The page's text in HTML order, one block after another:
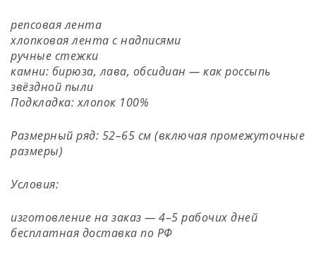
репсовая лента
хлопковая лента с надписями
ручные стежки
камни: бирюза, лава, обсидиан — как россыпь
звёздной пыли
Подкладка: хлопок 100%
Размерный ряд: 52–65 см (включая промежуточные
размеры)
Условия:
изготовление на заказ — 4–5 рабочих дней
бесплатная доставка по РФ